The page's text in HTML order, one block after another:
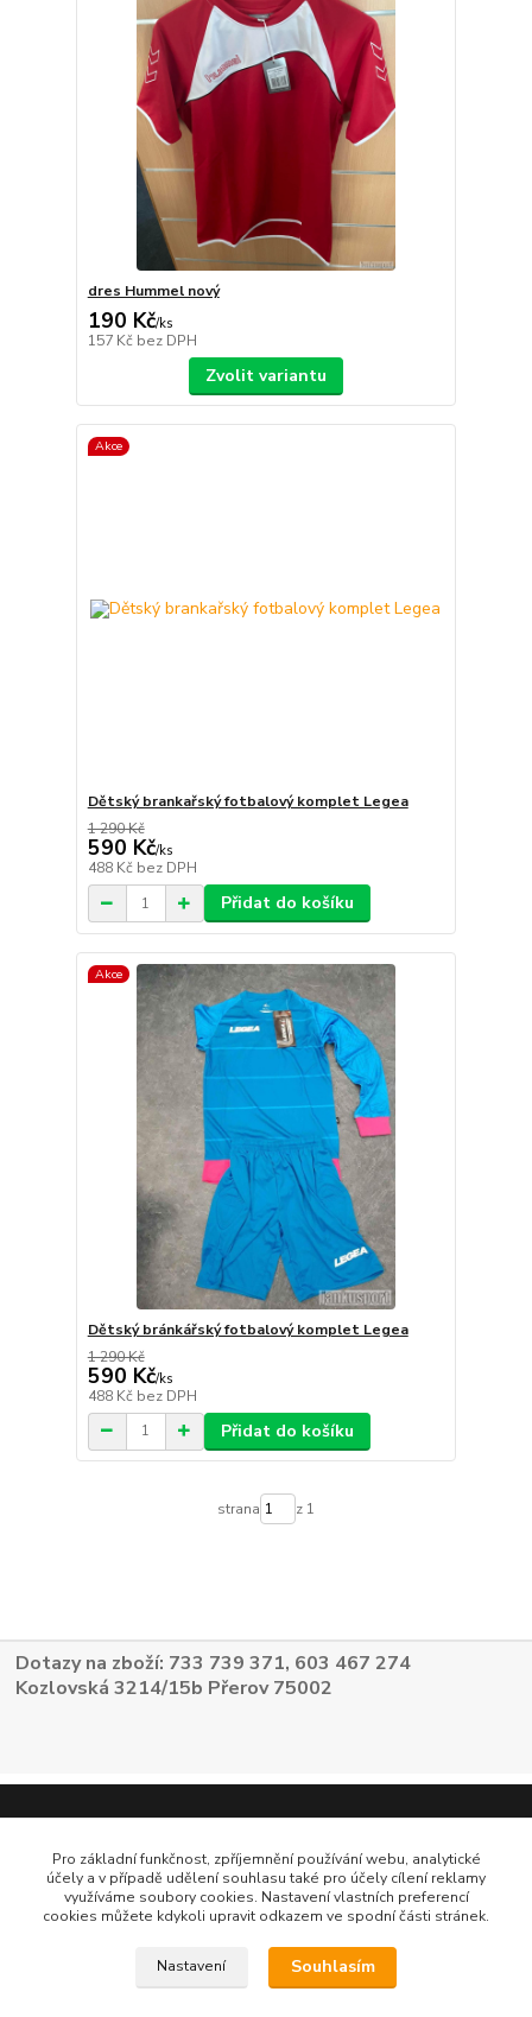
dres Hummel nový
190 Kč/ks
157 Kč bez DPH
Zvolit variantu
Akce
Dětský brankařský fotbalový komplet Legea
1 290 Kč
590 Kč/ks
488 Kč bez DPH
Přidat do košíku
Akce
Dětský bránkářský fotbalový komplet Legea
1 290 Kč
590 Kč/ks
488 Kč bez DPH
Přidat do košíku
strana z 1
Dotazy na zboží: 733 739 371, 603 467 274
Kozlovská 3214/15b Přerov 75002
Pro základní funkčnost, zpříjemnění používání webu, analytické
účely a v případě udělení souhlasu také pro účely cílení reklamy
využíváme soubory cookies. Nastavení vlastních preferencí
cookies můžete kdykoli upravit odkazem ve spodní části stránek.
Nastavení Souhlasím